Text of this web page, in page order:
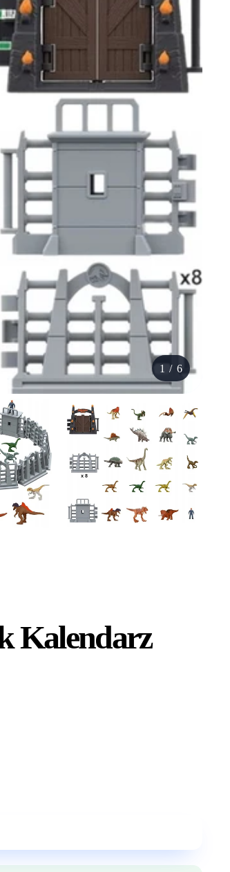
1 / 6
Kalendarz